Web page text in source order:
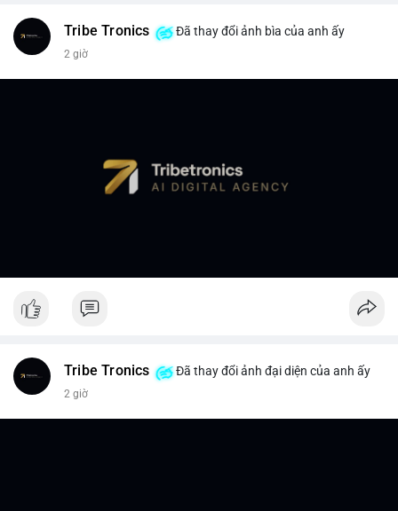
Tribe Tronics Đã thay đổi ảnh bìa của anh ấy
2 giờ
Tribe Tronics Đã thay đổi ảnh đại diện của anh ấy
2 giờ